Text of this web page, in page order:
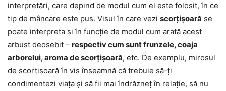
interpretări, care depind de modul cum el este folosit, în ce
tip de mâncare este pus. Visul în care vezi scorțișoară se
poate interpreta și în funcție de modul cum arată acest
arbust deosebit – respectiv cum sunt frunzele, coaja
arborelui, aroma de scorțișoară, etc. De exemplu, mirosul
de scorțișoară în vis înseamnă că trebuie să-ți
condimentezi viața și să fii mai îndrăzneț în relație, să nu